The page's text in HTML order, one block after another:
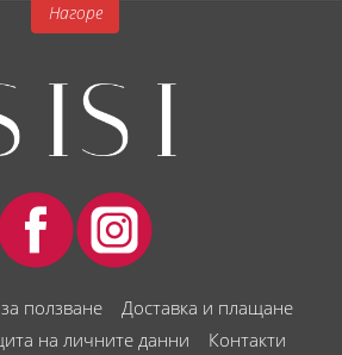
Нагоре
ползване
Доставка и плащане
на личните данни
Контакти